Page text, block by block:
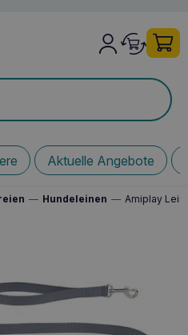
Aktuelle Angebote
— Hundeleinen — Amiplay